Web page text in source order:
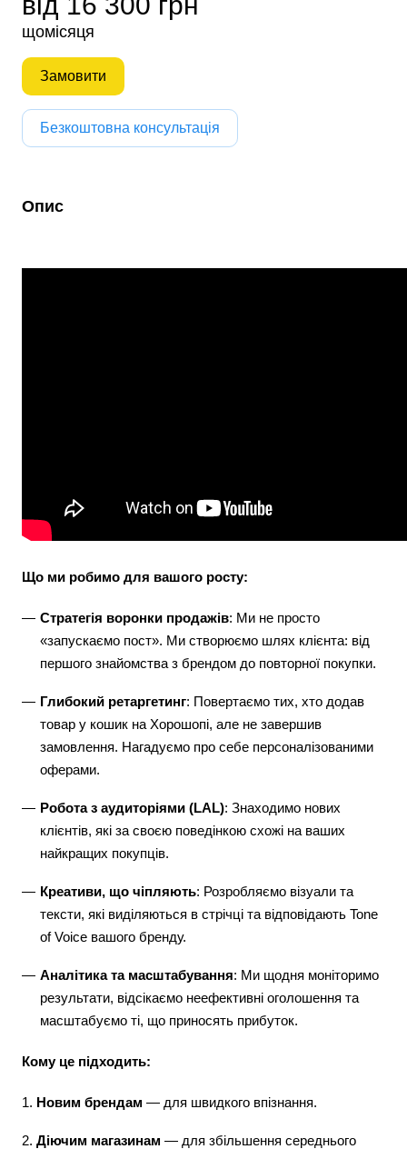
щомісяця
Замовити
Безкоштовна консультація
Опис
Що ми робимо для вашого росту:
Стратегія воронки продажів: Ми не просто
«запускаємо пост». Ми створюємо шлях клієнта: від
першого знайомства з брендом до повторної покупки.
Глибокий ретаргетинг: Повертаємо тих, хто додав
товар у кошик на Хорошопі, але не завершив
замовлення. Нагадуємо про себе персоналізованими
оферами.
Робота з аудиторіями (LAL): Знаходимо нових
клієнтів, які за своєю поведінкою схожі на ваших
найкращих покупців.
Креативи, що чіпляють: Розробляємо візуали та
тексти, які виділяються в стрічці та відповідають Tone
of Voice вашого бренду.
Аналітика та масштабування: Ми щодня моніторимо
результати, відсікаємо неефективні оголошення та
масштабуємо ті, що приносять прибуток.
Кому це підходить:
Новим брендам — для швидкого впізнання.
Діючим магазинам — для збільшення середнього